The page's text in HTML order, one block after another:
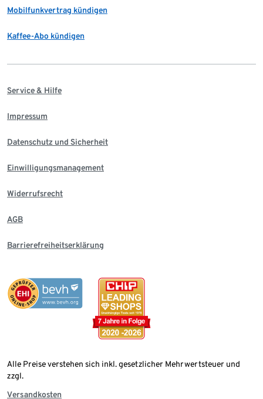
Mobilfunkvertrag kündigen
Kaffee-Abo kündigen
Service & Hilfe
Impressum
Datenschutz und Sicherheit
Einwilligungsmanagement
Widerrufsrecht
AGB
Barrierefreiheitserklärung
Alle Preise verstehen sich inkl. gesetzlicher Mehrwertsteuer und
zzgl.
Versandkosten